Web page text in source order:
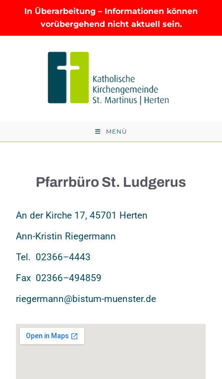
In Überarbeitung – Informationen können
vorübergehend nicht aktuell sein.
MENÜ
Pfarrbüro St. Ludgerus
An der Kirche 17, 45701 Herten
Ann-Kristin Riegermann
Tel. 02366–4443
Fax 02366–494859
riegermann@bistum-muenster.de